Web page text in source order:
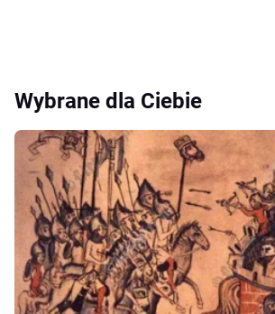
Wybrane dla Ciebie